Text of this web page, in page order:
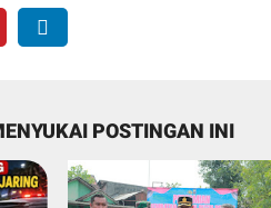
POSTINGAN INI